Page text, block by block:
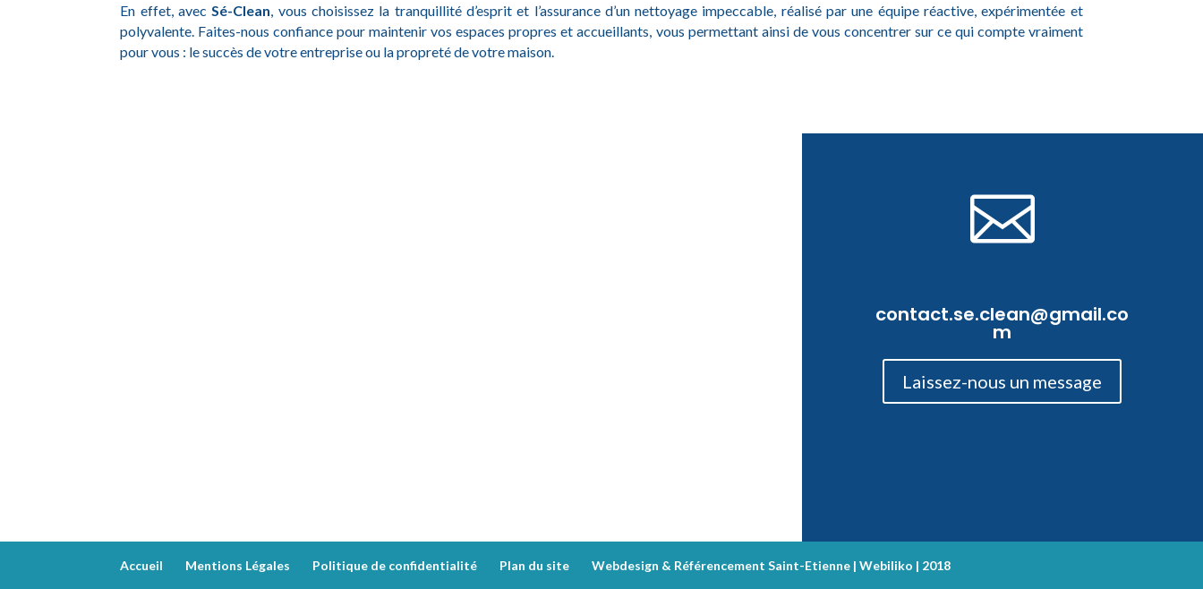
En effet, avec Sé-Clean , vous choisissez la tranquillité d’esprit et l’assurance d’un nettoyage impeccable, réalisé par une équipe réactive, expérimentée et
polyvalente. Faites-nous confiance pour maintenir vos espaces propres et accueillants, vous permettant ainsi de vous concentrer sur ce qui compte vraiment
pour vous : le succès de votre entreprise ou la propreté de votre maison.

contact.se.clean@gmail.co
m
Laissez-nous un message
Accueil Mentions Légales Politique de confidentialité Plan du site Webdesign & Référencement Saint-Etienne | Webiliko | 2018